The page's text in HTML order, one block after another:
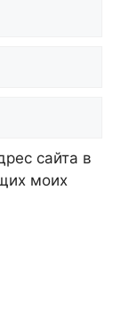
сайта в
моих